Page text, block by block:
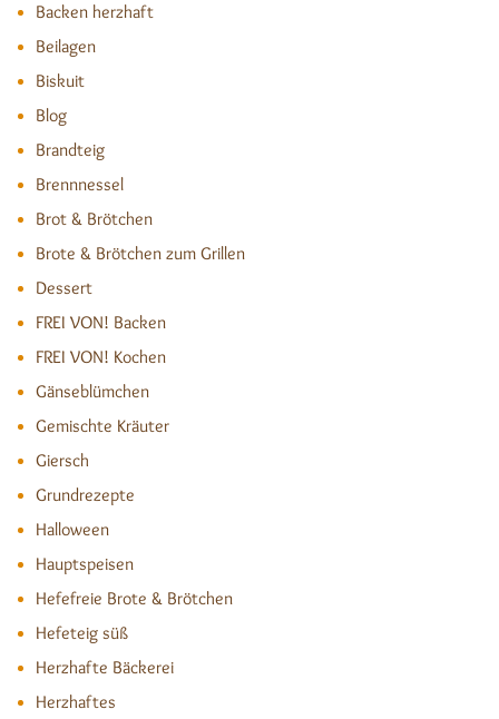
Backen herzhaft
Beilagen
Biskuit
Blog
Brandteig
Brennnessel
Brot & Brötchen
Brote & Brötchen zum Grillen
Dessert
FREI VON! Backen
FREI VON! Kochen
Gänseblümchen
Gemischte Kräuter
Giersch
Grundrezepte
Halloween
Hauptspeisen
Hefefreie Brote & Brötchen
Hefeteig süß
Herzhafte Bäckerei
Herzhaftes